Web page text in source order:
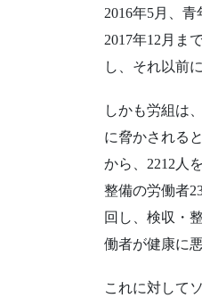
2016年5月、
2017年12月ま
し、それ以前
しかも労組は
に脅かされる
から、2212人
整備の労働者
回し、検収・
働者が健康に
これに対して